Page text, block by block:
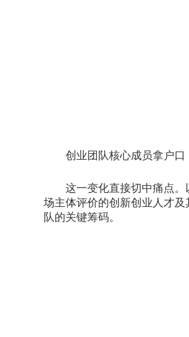
创业团队核心成员拿户口，
这一变化直接切中痛点。以
场主体评价的创新创业人才
队的关键筹码。